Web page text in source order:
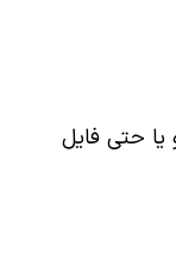
حتی فایل